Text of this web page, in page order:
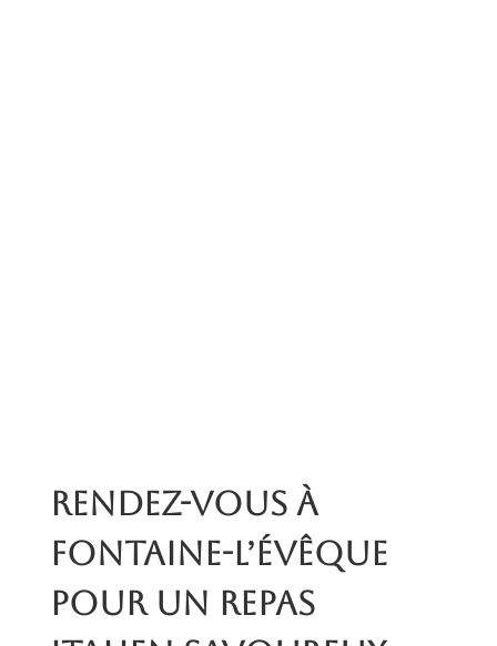
Rendez-vous à
Fontaine-l’Évêque
pour un repas